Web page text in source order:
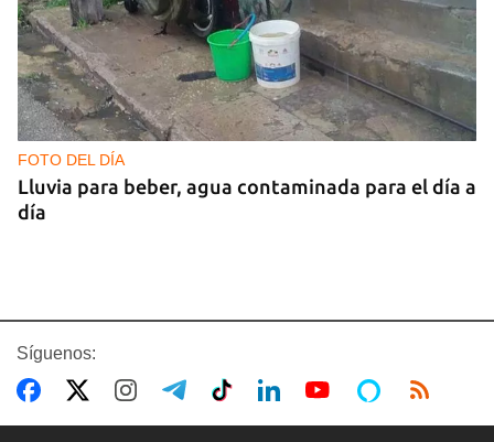
FOTO DEL DÍA
Lluvia para beber, agua contaminada para el día a
día
Síguenos: